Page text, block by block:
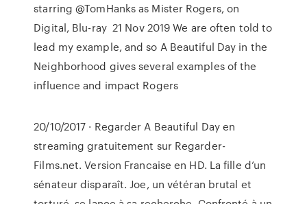
starring @TomHanks as Mister Rogers, on
Digital, Blu-ray 21 Nov 2019 We are often told to
lead my example, and so A Beautiful Day in the
Neighborhood gives several examples of the
influence and impact Rogers
20/10/2017 · Regarder A Beautiful Day en
streaming gratuitement sur Regarder-
Films.net. Version Francaise en HD. La fille d’un
sénateur disparaît. Joe, un vétéran brutal et